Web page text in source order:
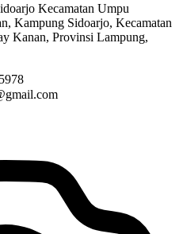
November 2024
Kecamatan Umpu
Kampung Sidoarjo, Kecamatan
Kanan, Provinsi Lampung,